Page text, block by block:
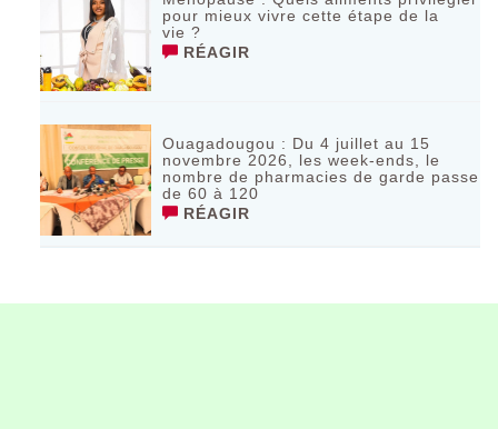
pour mieux vivre cette étape de la
vie ?
RÉAGIR
Ouagadougou : Du 4 juillet au 15
novembre 2026, les week-ends, le
nombre de pharmacies de garde passe
de 60 à 120
RÉAGIR